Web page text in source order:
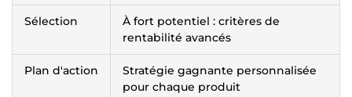
Sélection
À fort potentiel : critères de
rentabilité avancés
Plan d'action
Stratégie gagnante personnalisée
pour chaque produit